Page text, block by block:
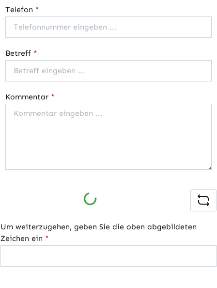
Telefon *
Betreff *
Kommentar *
Loading...
Um weiterzugehen, geben Sie die oben abgebildeten
Zeichen ein *